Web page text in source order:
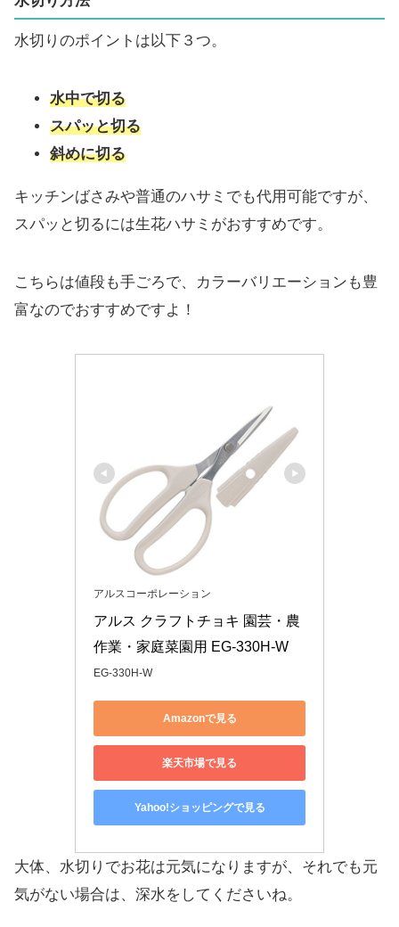
水切りのポイントは以下３つ。
水中で切る
スパッと切る
斜めに切る
キッチンばさみや普通のハサミでも代用可能ですが、
スパッと切るには生花ハサミがおすすめです。
こちらは値段も手ごろで、カラーバリエーションも豊
富なのでおすすめですよ！
アルスコーポレーション
アルス クラフトチョキ 園芸・農
作業・家庭菜園用 EG-330H-W
EG-330H-W
Amazonで見る
楽天市場で見る
Yahoo!ショッピングで見る
大体、水切りでお花は元気になりますが、それでも元
気がない場合は、深水をしてくださいね。